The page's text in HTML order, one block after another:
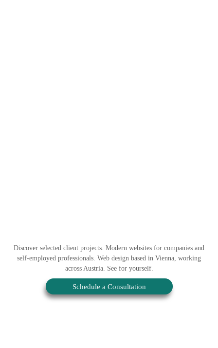
Discover selected client projects. Modern websites for companies and
self-employed professionals. Web design based in Vienna, working
across Austria. See for yourself.
Schedule a Consultation